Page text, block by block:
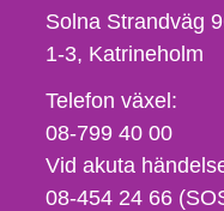
Solna Strandväg
1-3 Katrineholm
Telefon,
fax
och
e-
Telefon växel:
08-799 40 00
Vid akuta
08-454 24 66